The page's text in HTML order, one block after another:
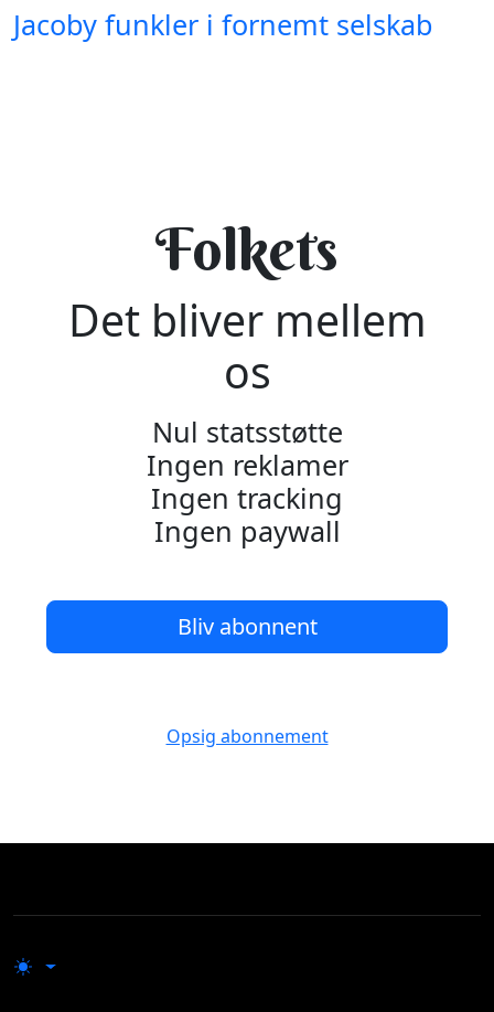
Jacoby funkler i fornemt selskab
Folkets
Det bliver mellem
os
Nul statsstøtte
Ingen reklamer
Ingen tracking
Ingen paywall
Bliv abonnent
Opsig abonnement